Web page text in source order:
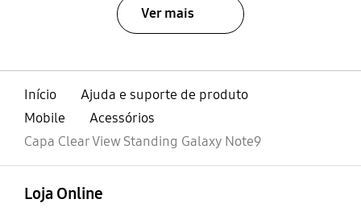
Ver mais
Início
Ajuda e suporte de produto
Mobile
Acessórios
Capa Clear View Standing Galaxy Note9
Loja Online